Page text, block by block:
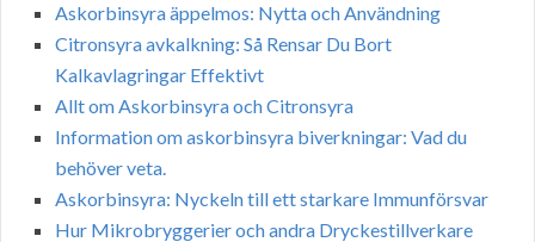
Askorbinsyra äppelmos: Nytta och Användning
Citronsyra avkalkning: Så Rensar Du Bort
Kalkavlagringar Effektivt
Allt om Askorbinsyra och Citronsyra
Information om askorbinsyra biverkningar: Vad du
behöver veta.
Askorbinsyra: Nyckeln till ett starkare Immunförsvar
Hur Mikrobryggerier och andra Dryckestillverkare